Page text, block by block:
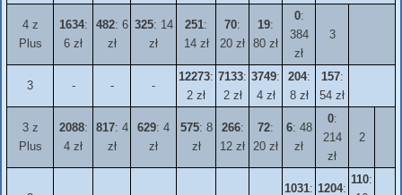
4 z
Plus
1634:
6 zł
482: 6
zł
325: 14
zł
251:
14 zł
70:
20 zł
19:
80 zł
0:
384
zł
3
3 - - -
12273:
2 zł
7133:
2 zł
3749:
4 zł
204:
8 zł
157:
54 zł
3 z
Plus
2088:
4 zł
817: 4
zł
629: 4
zł
575: 8
zł
266:
12 zł
72:
20 zł
6: 48
zł
0:
214
zł
2
1031: 1204:
110: